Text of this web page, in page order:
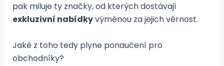
pak miluje ty značky, od kterých dostávají
exkluzivní nabídkyvýměnou za jejich věrnost.
Jaké z toho tedy plyne ponaučení pro
obchodníky?